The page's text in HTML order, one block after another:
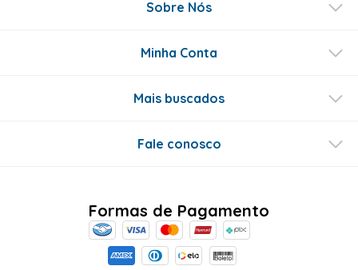
Sobre Nós
Minha Conta
Mais buscados
Fale conosco
Formas de Pagamento